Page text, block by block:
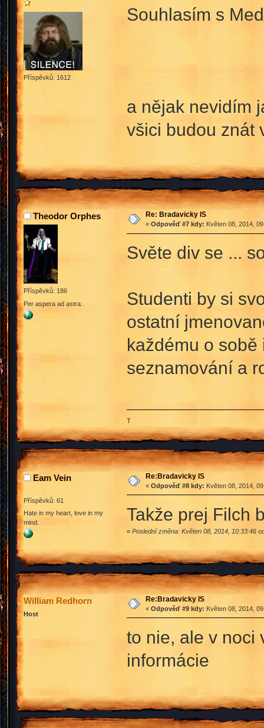
Příspěvků: 1612
Souhlasím s
a nějak nevidím
všici budou znát
Theodor Orphes
Příspěvků: 186
Per aspera ad astra..
Re: Bradavicky IS
« Odpověď #7 kdy: Květen 08, 2014,
Světe div se ...
Studenti by si
ostatní
každému o
seznamování a
T
Eam Vein
Příspěvků: 61
Hate in my heart, love in my
mind.
Re:Bradavicky IS
« Odpověď #8 kdy: Květen 08, 2014,
Takže prej Filch
« Poslední změna: Květen 08, 2014, 10:33:46
William Redhorn
Host
Re:Bradavicky IS
« Odpověď #9 kdy: Květen 08, 2014,
to nie, ale v noci
informácie